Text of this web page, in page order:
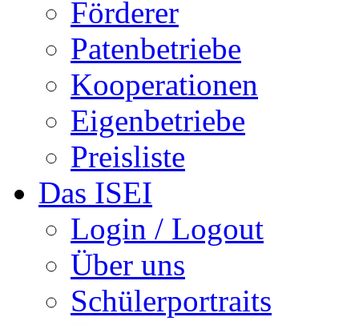
Förderer
Patenbetriebe
Kooperationen
Eigenbetriebe
Preisliste
Das ISEI
Login / Logout
Über uns
Schülerportraits